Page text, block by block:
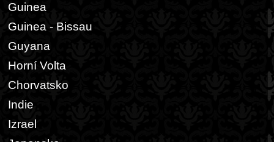
Guinea
Guinea - Bissau
Guyana
Horní Volta
Chorvatsko
Indie
Izrael